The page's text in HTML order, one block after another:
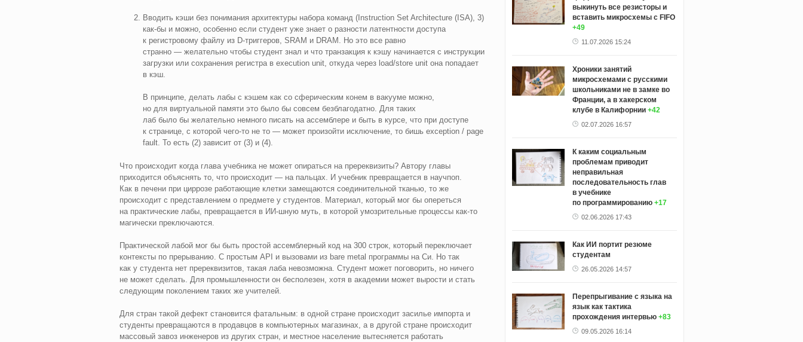
Вводить кэши без понимания архитектуры набора команд (Instruction Set Architecture (ISA), 3)
как‑бы и можно, особенно если студент уже знает о разности латентности доступа
к регистровому файлу из D‑триггеров, SRAM и DRAM. Но это все равно
странно — желательно чтобы студент знал и что транзакция к кэшу начинается с инструкции
загрузки или сохранения регистра в execution unit, откуда через load/store unit она попадает
в кэш.
В принципе, делать лабы с кэшем как со сферическим конем в вакууме можно,
но для виртуальной памяти это было бы совсем безблагодатно. Для таких
лаб было бы желательно немного писать на ассемблере и быть в курсе, что при доступе
к странице, с которой чего‑то не то — может произойти исключение, то бишь exception / page
fault. То есть (2) зависит от (3) и (4).
Что происходит когда глава учебника не может опираться на пререквизиты? Автору главы
приходится объяснять то, что происходит — на пальцах. И учебник превращается в научпоп.
Как в печени при циррозе работающие клетки замещаются соединительной тканью, то же
происходит с представлением о предмете у студентов. Материал, который мог бы опереться
на практические лабы, превращается в ИИ‑шную муть, в которой умозрительные процессы как‑то
магически преключаются.
Практической лабой мог бы быть простой ассемблерный код на 300 строк, который переключает
контексты по прерыванию. С простым API и вызовами из bare metal программы на Си. Но так
как у студента нет пререквизитов, такая лаба невозможна. Студент может поговорить, но ничего
не может сделать. Для промышленности он бесполезен, хотя в академии может вырости и стать
следующим поколением таких же учителей.
Для стран такой дефект становится фатальным: в одной стране происходит засилье импорта и
студенты превращаются в продавцов в компьютерных магазинах, а в другой стране происходит
массовый завоз инженеров из других стран, и местное население вытесняется работать
выкинуть все резисторы и
вставить микросхемы с FIFO
+49
11.07.2026 15:24
Хроники занятий
микросхемами с русскими
школьниками не в замке во
Франции, а в хакерском
клубе в Калифорнии +42
02.07.2026 16:57
К каким социальным
проблемам приводит
неправильная
последовательность глав
в учебнике
по программированию +17
02.06.2026 17:43
Как ИИ портит резюме
студентам
26.05.2026 14:57
Перепрыгивание с языка на
язык как тактика
прохождения интервью +83
09.05.2026 16:14